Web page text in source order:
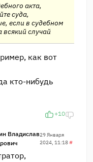
акта,
суда,
если в судебном
случай
как вот
кто-нибудь
+10
Владислав29 Января
2024, 11:18#